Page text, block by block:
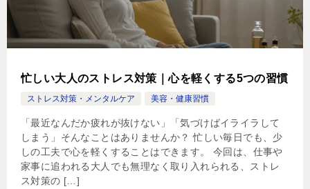
忙しい大人のストレス対策｜心を軽くする5つの習慣
ストレス対策・メンタルケア 美容・健康習慣
「最近なんだか疲れが抜けない」「気づけばイライラして
しまう」そんなことはありませんか？ 忙しい毎日でも、少
しの工夫で心を軽くすることはできます。 今回は、仕事や
家事に追われる大人でも無理なく取り入れられる、ストレ
ス対策の […]